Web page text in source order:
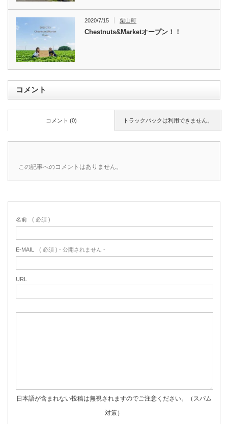
2020/7/15 栗山町
Chestnuts&Marketオープン！！
コメント
トラックバックは利用できません。
コメント (0)
この記事へのコメントはありません。
名前 ( 必須 )
E-MAIL ( 必須 ) - 公開されません -
URL
日本語が含まれない投稿は無視されますのでご注意ください。（スパム
対策）